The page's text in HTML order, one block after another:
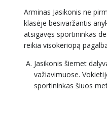
Arminas Jasikonis ne
klasėje besivaržantis
atsigavęs sportininkas
reikia visokeriopą
Jasikonis šiemet
važiavimuose.
sportininkas šiuos